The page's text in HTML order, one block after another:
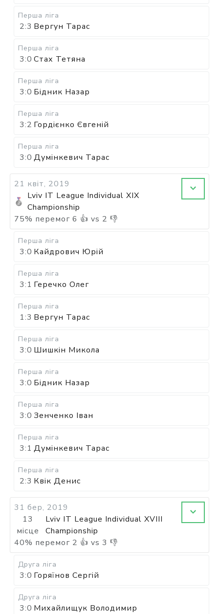
Перша ліга
2:3 Вергун Тарас
Перша ліга
3:0 Стах Тетяна
Перша ліга
3:0 Бідник Назар
Перша ліга
3:2 Гордієнко Євгеній
Перша ліга
3:0 Думінкевич Тарас
21 квіт, 2019
Lviv IT League Individual XIX
Championship
75% перемог 6 👍 vs 2 👎
Перша ліга
3:0 Кайдрович Юрій
Перша ліга
3:1 Геречко Олег
Перша ліга
1:3 Вергун Тарас
Перша ліга
3:0 Шишкін Микола
Перша ліга
3:0 Бідник Назар
Перша ліга
3:0 Зенченко Іван
Перша ліга
3:1 Думінкевич Тарас
Перша ліга
2:3 Квік Денис
31 бер, 2019
13
місце
Lviv IT League Individual XVIII
Championship
40% перемог 2 👍 vs 3 👎
Друга ліга
3:0 Горяїнов Сергій
Друга ліга
3:0 Михайлищук Володимир